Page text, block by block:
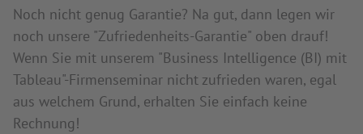
Noch nicht genug Garantie? Na gut, dann legen wir
noch unsere "Zufriedenheits-Garantie" oben drauf!
Wenn Sie mit unserem "Business Intelligence (BI) mit
Tableau"-Firmenseminar nicht zufrieden waren, egal
aus welchem Grund, erhalten Sie einfach keine
Rechnung!